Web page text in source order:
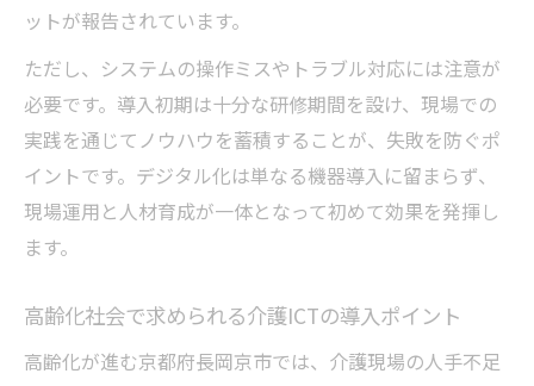
ットが報告されています。
ただし、システムの操作ミスやトラブル対応には注意が
必要です。導入初期は十分な研修期間を設け、現場での
実践を通じてノウハウを蓄積することが、失敗を防ぐポ
イントです。デジタル化は単なる機器導入に留まらず、
現場運用と人材育成が一体となって初めて効果を発揮し
ます。
高齢化社会で求められる介護ICTの導入ポイント
高齢化が進む京都府長岡京市では、介護現場の人手不足